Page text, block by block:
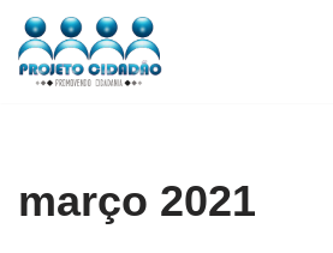
Pular
março 2021